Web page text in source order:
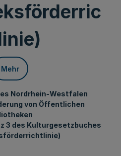
Mehr
Nordrhein-Westfalen
von Öffentlichen
3 des Kulturgesetzbuches